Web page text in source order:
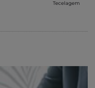
Tecelagem